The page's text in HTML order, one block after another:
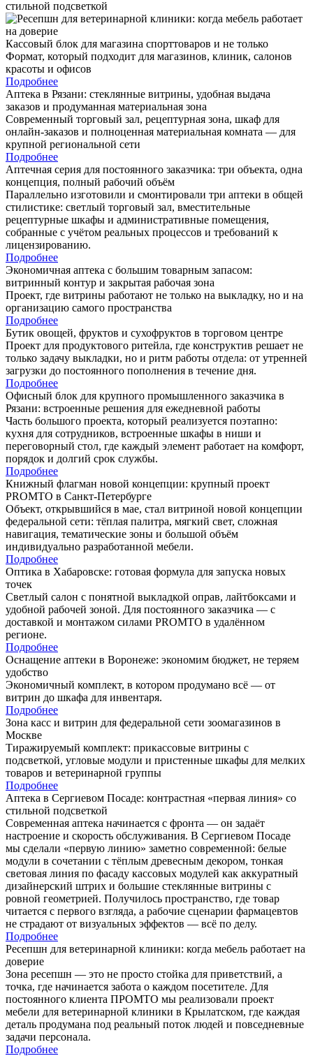
Кассовый блок для магазина спорттоваров и не только
Формат, который подходит для магазинов, клиник, салонов
красоты и офисов
Подробнее
Аптека в Рязани: стеклянные витрины, удобная выдача
заказов и продуманная материальная зона
Современный торговый зал, рецептурная зона, шкаф для
онлайн-заказов и полноценная материальная комната — для
крупной региональной сети
Подробнее
Аптечная серия для постоянного заказчика: три объекта, одна
концепция, полный рабочий объём
Параллельно изготовили и смонтировали три аптеки в общей
стилистике: светлый торговый зал, вместительные
рецептурные шкафы и административные помещения,
собранные с учётом реальных процессов и требований к
лицензированию.
Подробнее
Экономичная аптека с большим товарным запасом:
витринный контур и закрытая рабочая зона
Проект, где витрины работают не только на выкладку, но и на
организацию самого пространства
Подробнее
Бутик овощей, фруктов и сухофруктов в торговом центре
Проект для продуктового ритейла, где конструктив решает не
только задачу выкладки, но и ритм работы отдела: от утренней
загрузки до постоянного пополнения в течение дня.
Подробнее
Офисный блок для крупного промышленного заказчика в
Рязани: встроенные решения для ежедневной работы
Часть большого проекта, который реализуется поэтапно:
кухня для сотрудников, встроенные шкафы в ниши и
переговорный стол, где каждый элемент работает на комфорт,
порядок и долгий срок службы.
Подробнее
Книжный флагман новой концепции: крупный проект
PROMTO в Санкт-Петербурге
Объект, открывшийся в мае, стал витриной новой концепции
федеральной сети: тёплая палитра, мягкий свет, сложная
навигация, тематические зоны и большой объём
индивидуально разработанной мебели.
Подробнее
Оптика в Хабаровске: готовая формула для запуска новых
точек
Светлый салон с понятной выкладкой оправ, лайтбоксами и
удобной рабочей зоной. Для постоянного заказчика — с
доставкой и монтажом силами PROMTO в удалённом
регионе.
Подробнее
Оснащение аптеки в Воронеже: экономим бюджет, не теряем
удобство
Экономичный комплект, в котором продумано всё — от
витрин до шкафа для инвентаря.
Подробнее
Зона касс и витрин для федеральной сети зоомагазинов в
Москве
Тиражируемый комплект: прикассовые витрины с
подсветкой, угловые модули и пристенные шкафы для мелких
товаров и ветеринарной группы
Подробнее
Аптека в Сергиевом Посаде: контрастная «первая линия» со
стильной подсветкой
Современная аптека начинается с фронта — он задаёт
настроение и скорость обслуживания. В Сергиевом Посаде
мы сделали «первую линию» заметно современной: белые
модули в сочетании с тёплым древесным декором, тонкая
световая линия по фасаду кассовых модулей как аккуратный
дизайнерский штрих и большие стеклянные витрины с
ровной геометрией. Получилось пространство, где товар
читается с первого взгляда, а рабочие сценарии фармацевтов
не страдают от визуальных эффектов — всё по делу.
Подробнее
Ресепшн для ветеринарной клиники: когда мебель работает на
доверие
Зона ресепшн — это не просто стойка для приветствий, а
точка, где начинается забота о каждом посетителе. Для
постоянного клиента ПРОМТО мы реализовали проект
мебели для ветеринарной клиники в Крылатском, где каждая
деталь продумана под реальный поток людей и повседневные
задачи персонала.
Подробнее